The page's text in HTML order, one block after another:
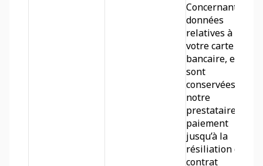
Concernant les
données
relatives à
votre carte
bancaire, elles
sont
conservées par
notre
prestataire de
paiement
jusqu’à la
résiliation du
contrat